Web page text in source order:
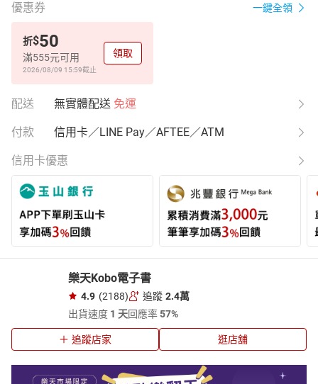
優惠券 一鍵全領
折$50
滿555元可用
2026/08/09 15:59截止
領取
配送 無實體配送 免運
付款 信用卡／LINE Pay／AFTEE／ATM
信用卡優惠
樂天Kobo電子書
4.9 (2188) 追蹤 2.4萬
出貨速度 1 天回應率57%
追蹤店家 逛店舖